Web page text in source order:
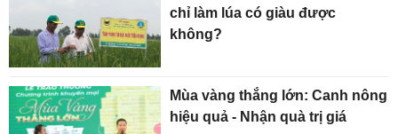
chỉ làm lúa có giàu được
không?
Mùa vàng thắng lớn: Canh nông
hiệu quả - Nhận quà trị giá